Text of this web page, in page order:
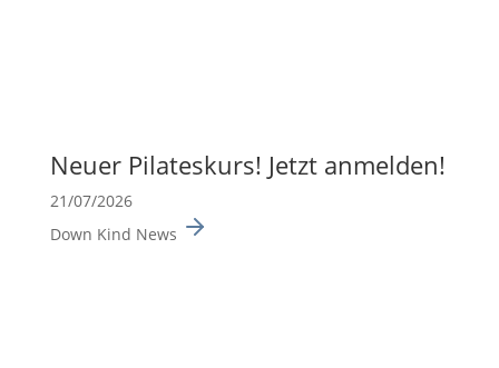
Neuer Pilates­kurs! Jetzt anmelden!
21/07/2026
Down Kind News